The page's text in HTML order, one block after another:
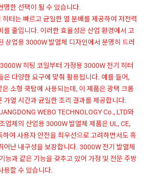
명한 선택이 될 수 있습니다.
터는 빠르고 균일한 열 분배를 제공하여 저전력
를 줄입니다. 이러한 효율성은 산업 환경에서 고
상업용 3000W 발열체 디자인에서 분명히 드러
히팅 코일부터 가정용 3000W 전기 히터
은 다양한 요구에 맞춰 활용됩니다. 예를 들어,
소형 쿡탑에 사용되는데, 이 제품은 광택 크롬
가열 시간과 균일한 조리 결과를 제공합니다.
WEBO TECHNOLOGY Co., LTD와
업체의 산업용 3000W 발열체 제품은 UL, CE,
하여 사용자 안전을 최우선으로 고려하면서도 혹
어난 내구성을 보장합니다. 3000W 전기 발열체
능과 같은 기능을 갖추고 있어 가정 및 전문 주방
용할 수 있습니다.